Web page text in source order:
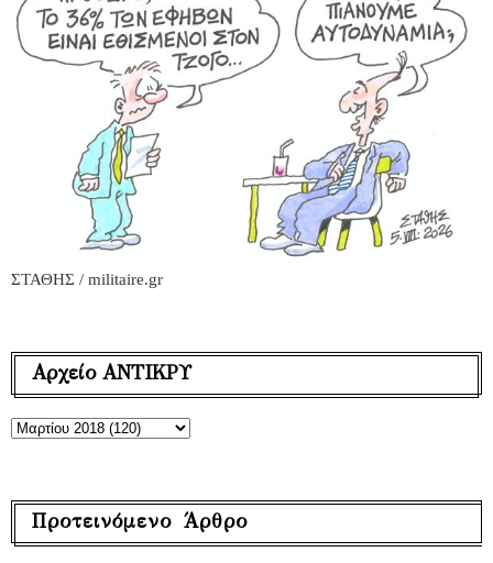
ΣΤΑΘΗΣ / militaire.gr
Αρχείο ΑΝΤΙΚΡΥ
Προτεινόμενο Άρθρο